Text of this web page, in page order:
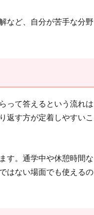
など、自分が苦手な分野
って答えるという流れは
返す方が定着しやすいこ
す。通学中や休憩時間な
はない場面でも使えるの